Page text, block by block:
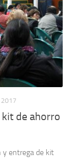
2017
kit de ahorro
y entrega de kit